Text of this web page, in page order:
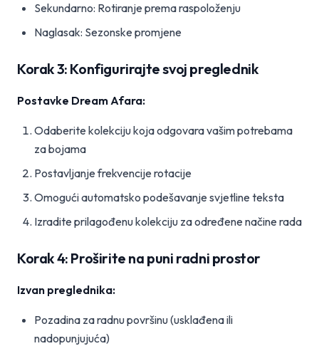
Sekundarno: Rotiranje prema raspoloženju
Naglasak: Sezonske promjene
Korak 3: Konfigurirajte svoj preglednik
Postavke Dream Afara:
Odaberite kolekciju koja odgovara vašim potrebama
za bojama
Postavljanje frekvencije rotacije
Omogući automatsko podešavanje svjetline teksta
Izradite prilagođenu kolekciju za određene načine rada
Korak 4: Proširite na puni radni prostor
Izvan preglednika:
Pozadina za radnu površinu (usklađena ili
nadopunjujuća)